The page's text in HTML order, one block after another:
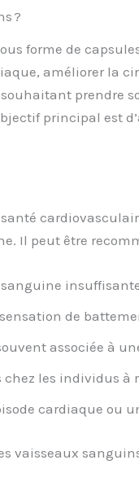
?
forme de
améliorer la
principal est
Il peut être
de
associée à
les individus à
cardiaque ou
vaisseaux